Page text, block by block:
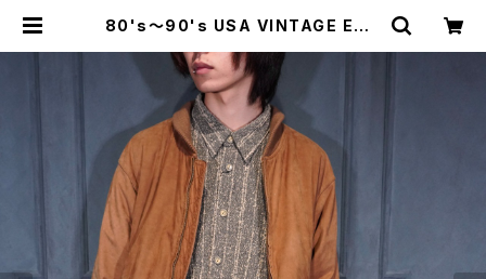
80's～90's USA VINTAGE EDD
OUON/80年代～90年代アメリカ古
着エディバウアーレザージップアップ
ブルゾン | Titti Vintage